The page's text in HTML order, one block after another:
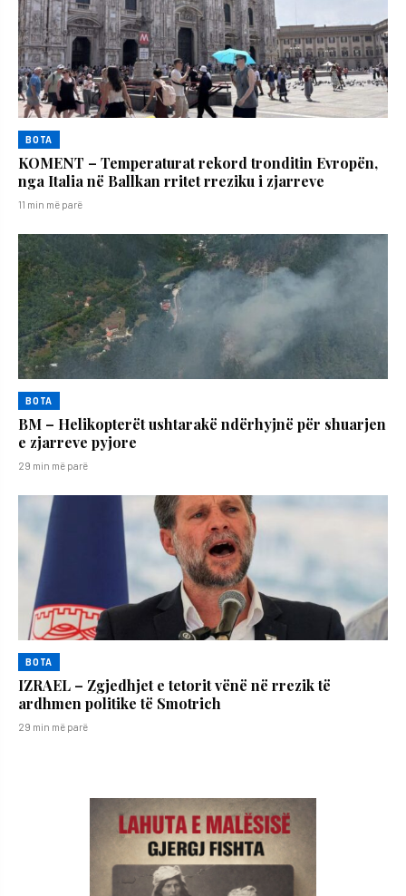
BOTA
KOMENT – Temperaturat rekord tronditin Evropën,
nga Italia në Ballkan rritet rreziku i zjarreve
11 min më parë
BOTA
BM – Helikopterët ushtarakë ndërhyjnë për shuarjen
e zjarreve pyjore
29 min më parë
BOTA
IZRAEL – Zgjedhjet e tetorit vënë në rrezik të
ardhmen politike të Smotrich
29 min më parë